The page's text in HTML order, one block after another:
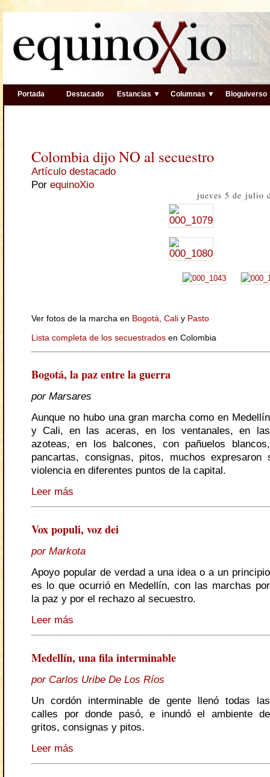
Portada Destacado Estancias ▼ Columnas ▼ Bloguiverso
Colombia dijo NO al secuestro
Artículo destacado
Por equinoXio
jueves 5 de julio
Ver fotos de la marcha en Bogotá, Cali y Pasto
Lista completa de los secuestrados en Colombia
Bogotá, la paz entre la guerra
por Marsares
Aunque no hubo una gran marcha como en Medellín
y Cali, en las aceras, en los ventanales, en las
azoteas, en los balcones, con pañuelos blancos,
pancartas, consignas, pitos, muchos
violencia en diferentes puntos de la capital.
Leer más
Vox populi, voz dei
por Markota
Apoyo popular de verdad a una idea o a un principio
es lo que ocurrió en Medellín, con las marchas por
la paz y por el rechazo al secuestro.
Leer más
Medellín, una fila interminable
por Carlos Uribe De Los Ríos
Un cordón interminable de gente llenó todas las
calles por donde pasó, e inundó el ambiente de
gritos, consignas y pitos.
Leer más